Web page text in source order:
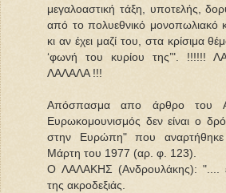
μεγαλοαστική τάξη, υποτελής,
από το πολυεθνικό μονοπωλιακό
κι αν έχει μαζί του, στα κρίσιμα
‘φωνή του κυρίου της’". !!!!!!
ΛΑΛΑΛΑ !!!
Απόσπασμα απο άρθρο του
Ευρωκομουνισμός δεν είναι ο
στην Ευρώπη" που
Μάρτη του 1977 (αρ. φ. 123).
O ΛΑΛΑKHΣ (Ανδρουλάκης): "....
της ακροδεξιάς.